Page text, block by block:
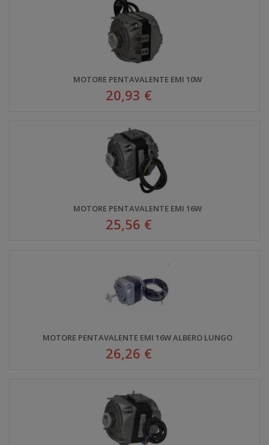
MOTORE PENTAVALENTE EMI 10W
20,93 €
MOTORE PENTAVALENTE EMI 16W
25,56 €
MOTORE PENTAVALENTE EMI 16W ALBERO LUNGO
26,26 €